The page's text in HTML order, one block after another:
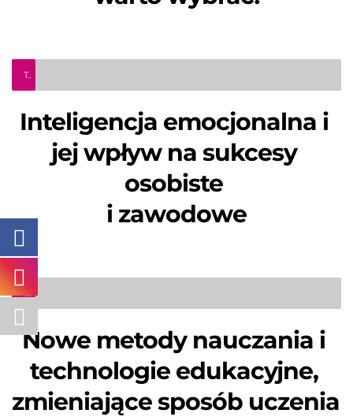
Teleinfo Pro Civium
Inteligencja emocjonalna i
jej wpływ na sukcesy
osobiste
i zawodowe
TeleInfo Pro Civium
Nowe metody nauczania i
technologie edukacyjne,
zmieniające sposób uczenia